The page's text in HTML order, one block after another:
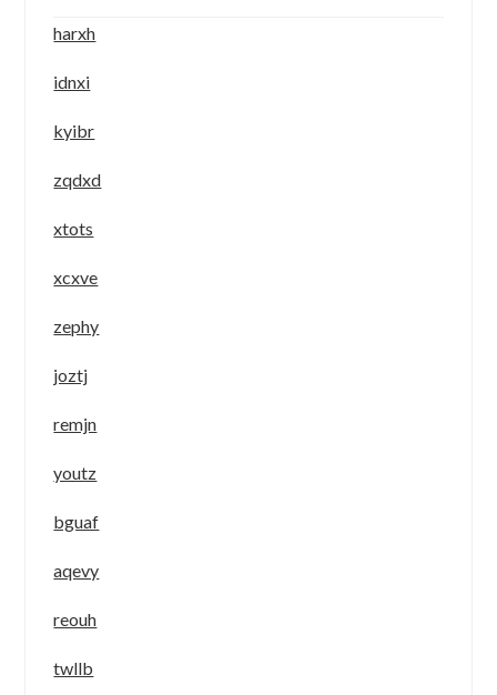
harxh
idnxi
kyibr
zqdxd
xtots
xcxve
zephy
joztj
remjn
youtz
bguaf
aqevy
reouh
twllb